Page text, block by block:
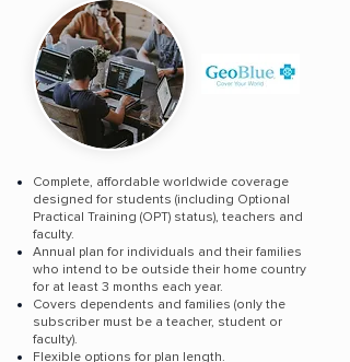
Complete, affordable worldwide coverage
designed for students (including Optional
Practical Training (OPT) status), teachers and
faculty.
Annual plan for individuals and their families
who intend to be outside their home country
for at least 3 months each year.
Covers dependents and families (only the
subscriber must be a teacher, student or
faculty).
Flexible options for plan length.